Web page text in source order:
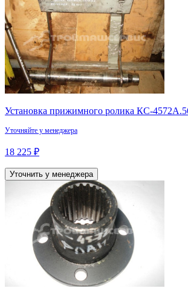
Установка прижимного ролика КС-
Уточняйте у менеджера
18 225 ₽
Уточнить у менеджера